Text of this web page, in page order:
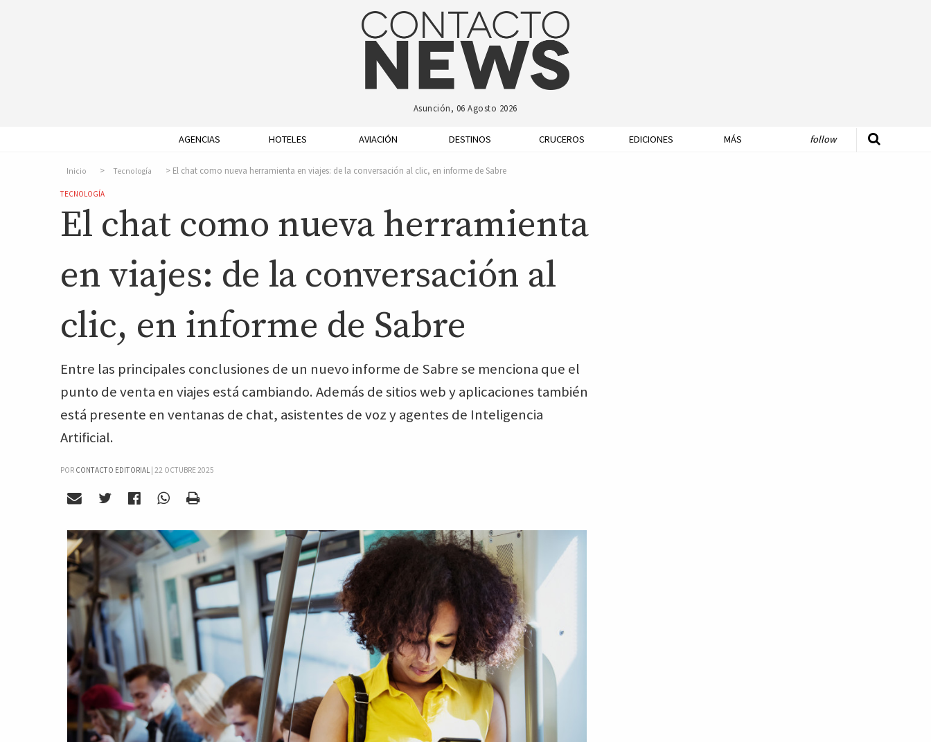
Asunción, 06 Agosto 2026
AGENCIAS HOTELES AVIACIÓN DESTINOS CRUCEROS EDICIONES MÁS follow
Inicio Tecnología El chat como nueva herramienta en viajes: de la conversación al clic, en informe de Sabre
TECNOLOGÍA
El chat como nueva herramienta
en viajes: de la conversación al
clic, en informe de Sabre
Entre las principales conclusiones de un nuevo informe de Sabre se menciona que el
punto de venta en viajes está cambiando. Además de sitios web y aplicaciones también
está presente en ventanas de chat, asistentes de voz y agentes de Inteligencia
Artificial.
POR CONTACTO EDITORIAL | 22 OCTUBRE 2025